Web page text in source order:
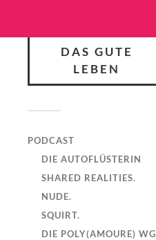
DAS GUTE
LEBEN
PODCAST
DIE AUTOFLÜSTERIN
SHARED REALITIES.
NUDE.
SQUIRT.
DIE POLY(AMOURE) WG